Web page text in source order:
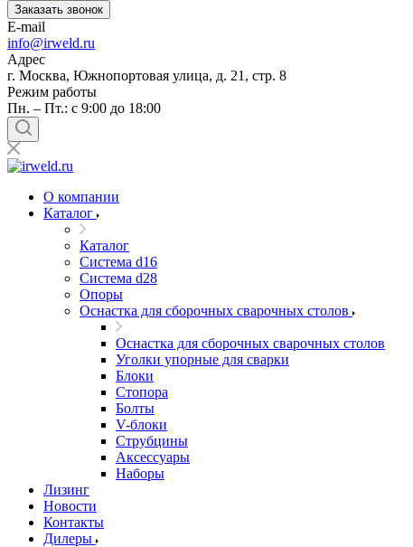
Заказать звонок
E-mail
info@irweld.ru
Адрес
г. Москва, Южнопортовая улица, д. 21, стр. 8
Режим работы
Пн. – Пт.: с 9:00 до 18:00
О компании
Каталог
Каталог
Система d16
Система d28
Опоры
Оснастка для сборочных сварочных столов
Оснастка для сборочных сварочных столов
Уголки упорные для сварки
Блоки
Стопора
Болты
V-блоки
Струбцины
Аксессуары
Наборы
Лизинг
Новости
Контакты
Дилеры